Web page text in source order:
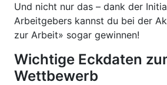
Und nicht nur das – dank der
Arbeitgebers kannst du bei der
zur Arbeit» sogar gewinnen!
Wichtige Eckdaten
Wettbewerb